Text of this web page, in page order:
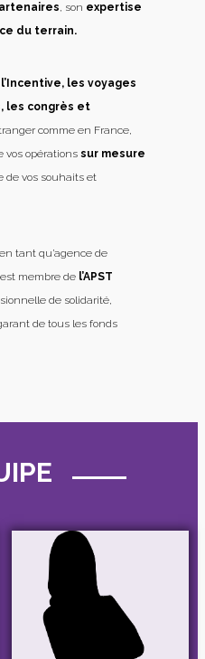
, son expertise
du terrain.
l’Incentive, les voyages
les congrès et
comme en France,
vos opérations sur mesure
de vos souhaits et
tant qu’agence de
membre de l’APST
de solidarité,
de tous les fonds